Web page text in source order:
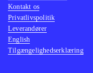
Kontakt os
Privatlivspolitik
Leverandører
English
Tilgængelighedserklæring